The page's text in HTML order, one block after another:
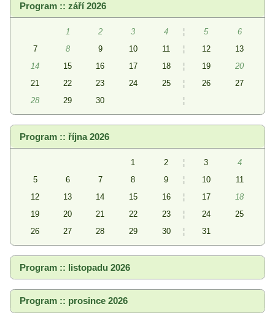
Program :: září 2026
1 2 3 4 ¦ 5
6
7
8 9 10 11 ¦ 12
13
14
15 16 17 18 ¦ 19
20
21
22 23 24 25 ¦ 26
27
28
29 30 ¦
Program :: října 2026
1 2 ¦ 3
4
5
6 7 8 9 ¦ 10
11
12
13 14 15 16 ¦ 17
18
19
20 21 22 23 ¦ 24
25
26
27 28 29 30 ¦ 31
Program :: listopadu 2026
Program :: prosince 2026